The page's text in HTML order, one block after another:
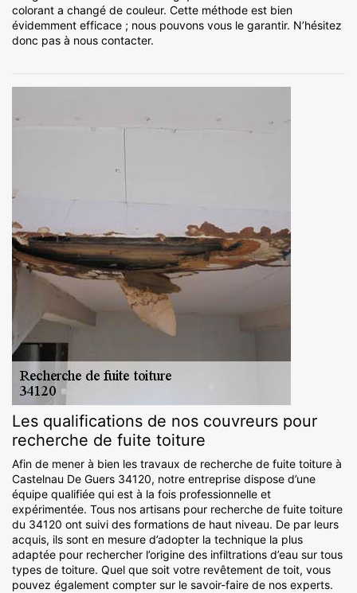
colorant a changé de couleur. Cette méthode est bien
évidemment efficace ; nous pouvons vous le garantir. N’hésitez
donc pas à nous contacter.
Les qualifications de nos couvreurs pour
recherche de fuite toiture
Afin de mener à bien les travaux de recherche de fuite toiture à
Castelnau De Guers 34120, notre entreprise dispose d’une
équipe qualifiée qui est à la fois professionnelle et
expérimentée. Tous nos artisans pour recherche de fuite toiture
du 34120 ont suivi des formations de haut niveau. De par leurs
acquis, ils sont en mesure d’adopter la technique la plus
adaptée pour rechercher l’origine des infiltrations d’eau sur tous
types de toiture. Quel que soit votre revêtement de toit, vous
pouvez également compter sur le savoir-faire de nos experts.